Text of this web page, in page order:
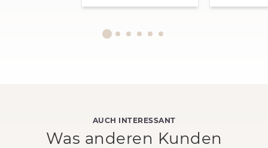
AUCH INTERESSANT
Was anderen Kunden